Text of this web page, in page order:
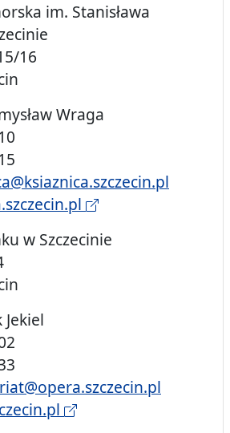
im. Stanisława
16
Wraga
w Szczecinie